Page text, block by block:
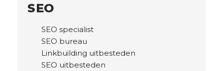
SEO
SEO specialist
SEO bureau
Linkbuilding uitbesteden
SEO uitbesteden